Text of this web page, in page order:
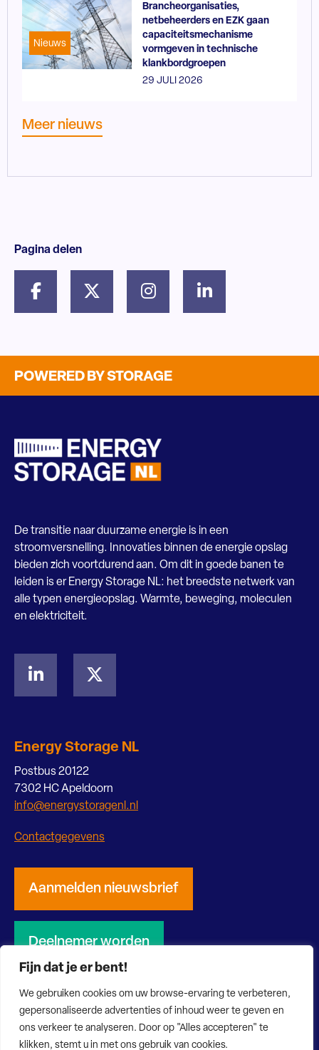
Fijn dat je er bent!
We gebruiken cookies om uw browse-ervaring te verbeteren,
gepersonaliseerde advertenties of inhoud weer te geven en
ons verkeer te analyseren. Door op "Alles accepteren" te
klikken, stemt u in met ons gebruik van cookies.
Nieuws
Brancheorganisaties,
netbeheerders en EZK gaan
capaciteitsmechanisme
vormgeven in technische
klankbordgroepen
29 JULI 2026
Meer nieuws
Pagina delen
POWERED BY STORAGE
De transitie naar duurzame energie is in een
stroomversnelling. Innovaties binnen de energie opslag
bieden zich voortdurend aan. Om dit in goede banen te
leiden is er Energy Storage NL: het breedste netwerk van
alle typen energieopslag. Warmte, beweging, moleculen
en elektriciteit.
Energy Storage NL
Postbus 20122
7302 HC Apeldoorn
info@energystoragenl.nl
Contactgegevens
Aanmelden nieuwsbrief
Deelnemer worden
© 2026 Energy Storage NL Privacy verklaring